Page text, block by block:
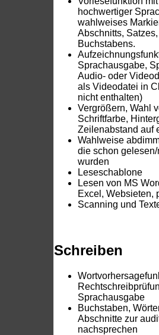
hochwertiger
wahlweises
Abschnitts,
Buchstabens.
Sprachausgabe,
Audio- oder
als Videodatei in
nicht enthalten)
Vergrößern, Wahl
Schriftfarbe,
Zeilenabstand auf
Wahlweise
die schon
wurden
Leseschablone
Lesen von MS
Excel, Websieten,
Scanning und
Schreiben
Sprachausgabe
Buchstaben,
Abschnitte zur
nachsprechen